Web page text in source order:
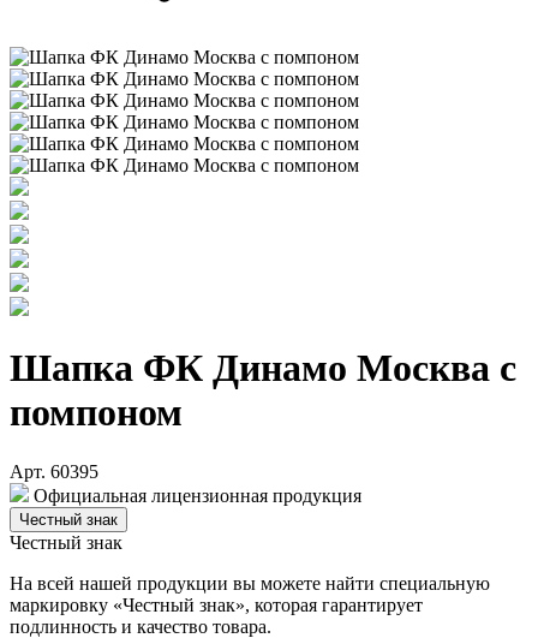
Шапка ФК Динамо Москва с
помпоном
Арт. 60395
Официальная лицензионная продукция
Честный знак
Честный знак
На всей нашей продукции вы можете найти специальную
маркировку «Честный знак», которая гарантирует
подлинность и качество товара.